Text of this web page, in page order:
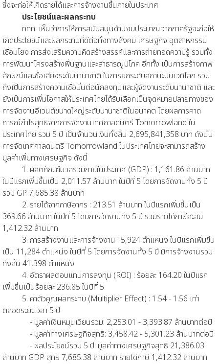
ซึ่งจะก่อให้เกิดรายได้และการจ้างงานขึ้นภายในประเทศ
ประโยชน์และผลกระทบ
ททท. เห็นว่าการให้การสนับสนุนด้านงบประมาณจากภาครัฐจะก่อให้
เกิดประโยชน์และผลกระทบที่ดีต่อทั้งทางสังคม เศรษฐกิจ อุตสาหกรรม
เชื่อมโยง การส่งเสริมความคิดสร้างสรรค์และการถ่ายทอดความรู้ รวมทั้ง
การพัฒนาโครงสร้างพื้นฐานและสาธารณูปโภค อีกทั้ง เป็นการสร้างภาพ
ลักษณ์และชื่อเสียงระดับนานาชาติ ในการยกระดับสถานะบนเวทีโลก รวม
ถึงเป็นการสร้างความเชื่อมั่นต่อนักลงทุนและผู้จัดงานระดับนานาชาติ และ
ยังเป็นการเพิ่มโอกาสให้ประเทศไทยได้รับเลือกเป็นจุดหมายปลายทางของ
การจัดงานอีเวนต์ขนาดใหญ่ระดับนานาชาติในอนาคต โดยผลการคาด
การณ์กำไรสุทธิจากการจัดงานเทศกาลดนตรี Tomorrowland ใน
ประเทศไทย รวม 5 ปี เป็นจำนวนเงินทั้งสิ้น 2,695,841,358 บาท ดังนั้น
การจัดเทศกาลดนตรี Tomorrowland ในประเทศไทยจะสามารถสร้าง
มูลค่าเพิ่มทางเศรษฐกิจ ดังนี้
1. ผลิตภัณฑ์มวลรวมภายในประเทศ (GDP) : 1,161.86 ล้านบาท
ในปีแรกเพิ่มขึ้นเป็น 2,011.57 ล้านบาท ในปีที่ 5 โดยการจัดงานทั้ง 5 ปี
รวม GP 7,685.38 ล้านบาท
2. รายได้จากภาษีอากร : 213.51 ล้านบาท ในปีแรกเพิ่มขึ้นเป็น
369.66 ล้านบาท ในปีที่ 5 โดยการจัดงานทั้ง 5 ปี รวมรายได้ภาษีสะสม
1,412.32 ล้านบาท
3. การสร้างงานและการจ้างงาน : 5,924 ตำแหน่ง ในปีแรกเพิ่มขึ้น
เป็น 11,284 ตำแหน่ง ในปีที่ 5 โดยการจัดงานทั้ง 5 ปี มีการจ้างงานรวม
ทั้งสิ้น 41,398 ตำแหน่ง
4. อัตราผลตอบแทนการลงทุน (ROI) : ร้อยละ 164.20 ในปีแรก
เพิ่มขึ้นเป็นร้อยละ 236.85 ในปีที่ 5
5. ค่าตัวคูณผลกระทบ (Multiplier Effect) : 1.54 - 1.56 เท่า
ตลอดระยะเวลา 5 ปี
- มูลค่าเงินหมุนเวียนรวม: 2,253.01 - 3,393.87 ล้านบาทต่อปี
- มูลค่าทางเศรษฐกิจสุทธิ: 3,458.42 - 5,301.23 ล้านบาทต่อปี
- ผลประโยชน์รวม 5 ปี: มูลค่าทางเศรษฐกิจสุทธิ 21,386.03
ล้านบาท GDP สุทธิ 7,685.38 ล้านบาท รายได้ภาษี 1,412.32 ล้านบาท